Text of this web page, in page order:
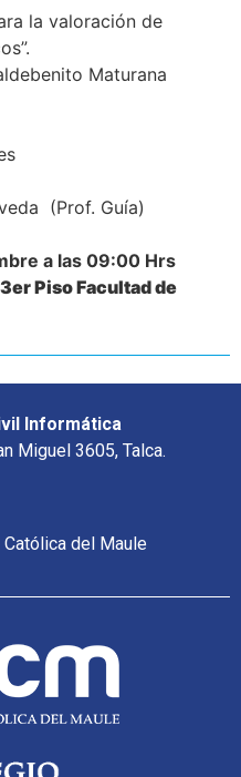
la valoración de
Maturana
(Prof. Guía)
a las 09:00 Hrs
Piso Facultad de
Informática
Miguel 3605, Talca.
del Maule